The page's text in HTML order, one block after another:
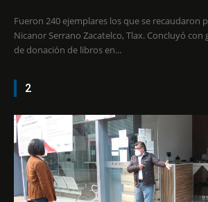
Fueron 240 ejemplares los que se recaudaron
Nicanor Serrano Zacatelco, Tlax. Concluyó con gran éxito la campaña
de donación de libros en...
2